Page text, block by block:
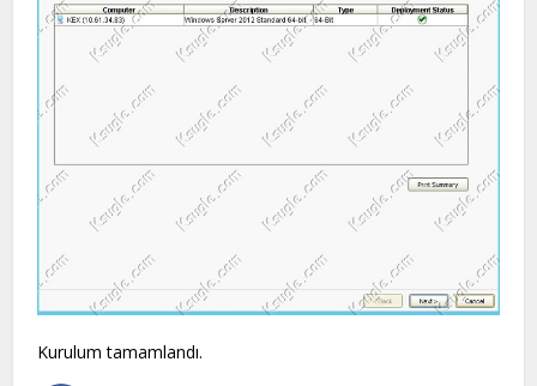
Kurulum tamamlandı.